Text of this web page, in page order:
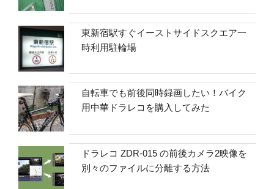
東新宿駅すぐイーストサイドスクエア一
時利用駐輪場
自転車でも前後同時録画したい！バイク
用中華ドラレコを購入してみた
ドラレコ ZDR-015 の前後カメラ2映像を
別々のファイルに分離する方法